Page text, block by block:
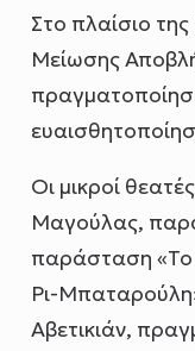
Στο πλαίσιο
Μείωσης
Οι μικροί
Μαγούλας,
παράσταση «Το
Ρι-
Αβετικιάν,